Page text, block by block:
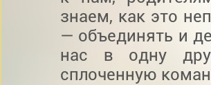
знаем, как это
— объединять и
нас в одну
сплоченную